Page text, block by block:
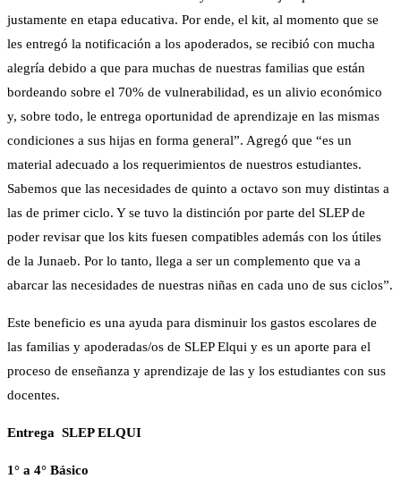
justamente en etapa educativa. Por ende, el kit, al momento que se
les entregó la notificación a los apoderados, se recibió con mucha
alegría debido a que para muchas de nuestras familias que están
bordeando sobre el 70% de vulnerabilidad, es un alivio económico
y, sobre todo, le entrega oportunidad de aprendizaje en las mismas
condiciones a sus hijas en forma general”. Agregó que “es un
material adecuado a los requerimientos de nuestros estudiantes.
Sabemos que las necesidades de quinto a octavo son muy distintas a
las de primer ciclo. Y se tuvo la distinción por parte del SLEP de
poder revisar que los kits fuesen compatibles además con los útiles
de la Junaeb. Por lo tanto, llega a ser un complemento que va a
abarcar las necesidades de nuestras niñas en cada uno de sus ciclos”.
Este beneficio es una ayuda para disminuir los gastos escolares de
las familias y apoderadas/os de SLEP Elqui y es un aporte para el
proceso de enseñanza y aprendizaje de las y los estudiantes con sus
docentes.
Entrega SLEP ELQUI
1° a 4° Básico